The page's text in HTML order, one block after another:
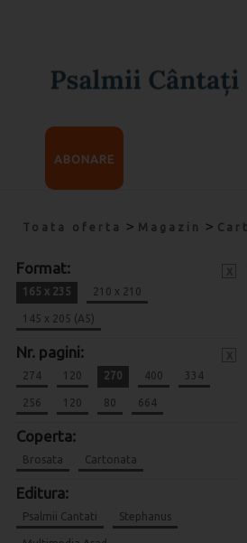
ABONARE
Toata oferta > Magazin >
Format:
165 x 235 210 x 210
145 x 205 (A5)
Nr. pagini:
274 120 270 400 334
256 120 80 664
Coperta:
Brosata Cartonata
Editura:
Psalmii Cantati Stephanus